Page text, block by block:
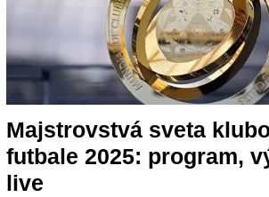
Majstrovstvá sveta
futbale 2025: program,
live